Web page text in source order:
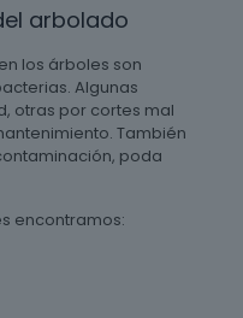
arbolado
los árboles son
Algunas
otras por cortes mal
También
poda
encontramos: